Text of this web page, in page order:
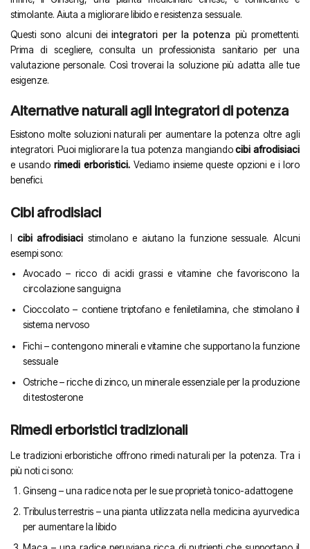
stimolante. Aiuta a migliorare libido e resistenza sessuale.
Questi sono alcuni deiintegratori per la potenza più promettenti.
Prima di scegliere, consulta un professionista sanitario per una
valutazione personale. Così troverai la soluzione più adatta alle tue
esigenze.
Alternative naturali agli integratori di potenza
Esistono molte soluzioni naturali per aumentare la potenza oltre agli
integratori. Puoi migliorare la tua potenza mangiandocibi afrodisiaci
e usando rimedi erboristici.Vediamo insieme queste opzioni e i loro
benefici.
Cibi afrodisiaci
cibi afrodisiaci stimolano e aiutano la funzione sessuale. Alcuni
esempi sono:
Avocado – ricco di acidi grassi e vitamine che favoriscono la
circolazione sanguigna
Cioccolato – contiene triptofano e feniletilamina, che stimolano il
sistema nervoso
Fichi – contengono minerali e vitamine che supportano la funzione
sessuale
Ostriche – ricche di zinco, un minerale essenziale per la produzione
di testosterone
Rimedi erboristici tradizionali
Le tradizioni erboristiche offrono rimedi naturali per la potenza. Tra i
più noti ci sono:
Ginseng – una radice nota per le sue proprietà tonico-adattogene
Tribulus terrestris – una pianta utilizzata nella medicina ayurvedica
per aumentare la libido